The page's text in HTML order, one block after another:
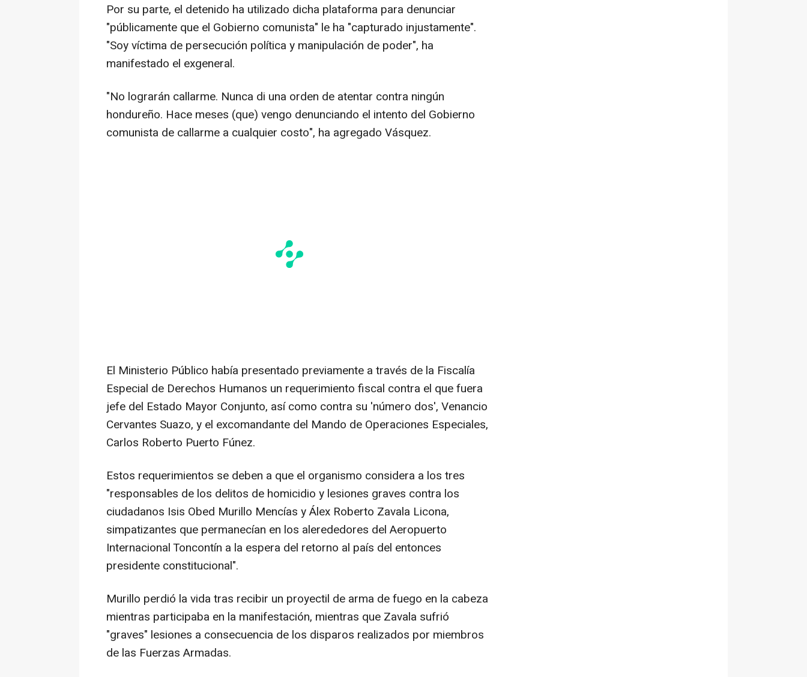
Por su parte, el detenido ha utilizado dicha plataforma para denunciar
"públicamente que el Gobierno comunista" le ha "capturado injustamente".
"Soy víctima de persecución política y manipulación de poder", ha
manifestado el exgeneral.
"No lograrán callarme. Nunca di una orden de atentar contra ningún
hondureño. Hace meses (que) vengo denunciando el intento del Gobierno
comunista de callarme a cualquier costo", ha agregado Vásquez.
El Ministerio Público había presentado previamente a través de la Fiscalía
Especial de Derechos Humanos un requerimiento fiscal contra el que fuera
jefe del Estado Mayor Conjunto, así como contra su 'número dos', Venancio
Cervantes Suazo, y el excomandante del Mando de Operaciones Especiales,
Carlos Roberto Puerto Fúnez.
Estos requerimientos se deben a que el organismo considera a los tres
"responsables de los delitos de homicidio y lesiones graves contra los
ciudadanos Isis Obed Murillo Mencías y Álex Roberto Zavala Licona,
simpatizantes que permanecían en los alerededores del Aeropuerto
Internacional Toncontín a la espera del retorno al país del entonces
presidente constitucional".
Murillo perdió la vida tras recibir un proyectil de arma de fuego en la cabeza
mientras participaba en la manifestación, mientras que Zavala sufrió
"graves" lesiones a consecuencia de los disparos realizados por miembros
de las Fuerzas Armadas.